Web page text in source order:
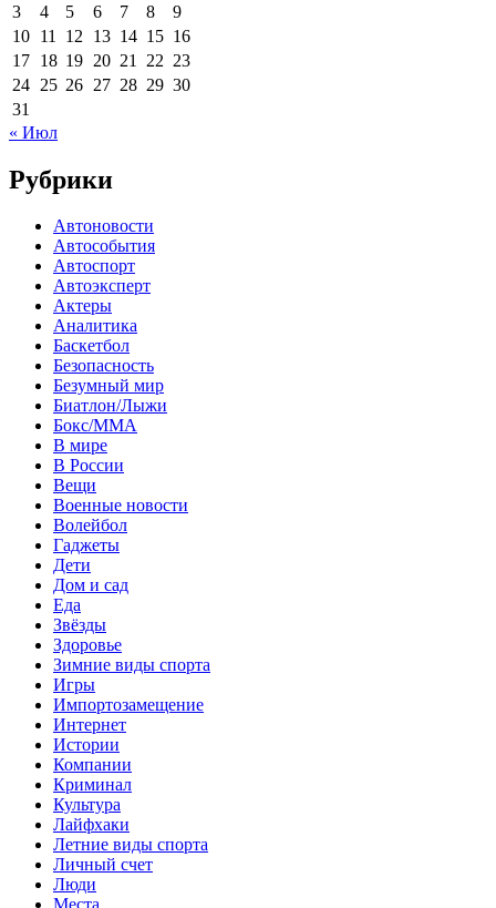
3
4 5 6 7 8
9
10 11 12 13 14 15 16
17 18 19 20 21 22 23
24 25 26 27 28 29 30
31
« Июл
Рубрики
Автоновости
Автособытия
Автоспорт
Автоэксперт
Актеры
Аналитика
Баскетбол
Безопасность
Безумный мир
Биатлон/Лыжи
Бокс/MMA
В мире
В России
Вещи
Военные новости
Волейбол
Гаджеты
Дети
Дом и сад
Еда
Звёзды
Здоровье
Зимние виды спорта
Игры
Импортозамещение
Интернет
Истории
Компании
Криминал
Культура
Лайфхаки
Летние виды спорта
Личный счет
Люди